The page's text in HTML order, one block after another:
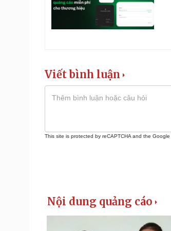
Viết bình luận
This site is protected by reCAPTCHA and the Google